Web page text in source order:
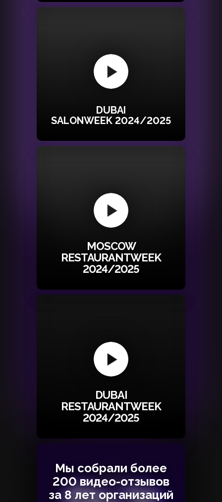
DUBAI
RESTAURANTWEEK
2024/2025
MOSCOW
RESTAURANTWEEK
2024/2025
DUBAI
SALONWEEK 2024/2025
Мы собрали более
200 видео-отзывов
за 8 лет организаций
Мы собрали более
200 видео-отзывов
за 8 лет организаций